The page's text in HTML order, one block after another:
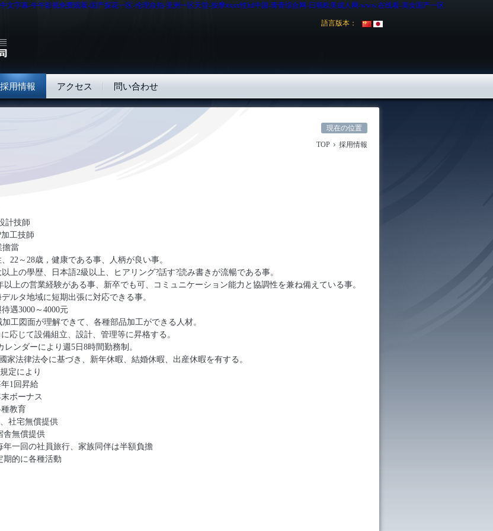
字幕-牛牛影视免费观看-国产探花一区-伦理自拍-亚洲一区天堂-按摩ⅹxxx性hd中国-青青综合网-日韩欧美成人网-www.在线看-美女国产一区
語言版本：
採用情報 アクセス 問い合わせ
現在の位置
TOP
採用情報
計技師
工技師
當
22 ～28歳，健康である事、
人柄が良い事。
上の學歴、日本語2級以上、ヒアリング?話す?読み書きが流暢である事。
以上の営業経験がある事、新卒でも可、コミュニケーション能力と協調性を兼ね備えている事。
ルタ地域に短期出張に対応できる事。
遇3000～4000元
加工図面が理解できて、各種部品加工ができる人材。
応じて設備組立、設計、管理等に昇格する。
レンダーにより週5日8時間勤務制。
令に基づき、新年休暇、結婚休暇、出産休暇を有する。
定により
昇給
ボーナス
育
社宅無償提供
無償提供
員旅行、家族同伴は半額負擔
各種活動